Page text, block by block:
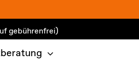
gebührenfrei)